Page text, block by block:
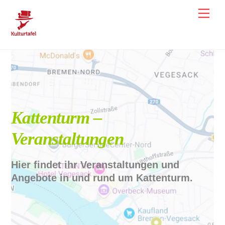
content
Kattenturm Veranstaltungen
Kattenturm –
Veranstaltungen
Hier findet ihr Veranstaltungen und
Angebote in und rund um Kattenturm.